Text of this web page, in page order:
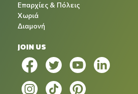
Επαρχίες & Πόλεις
Χωριά
Διαμονή
JOIN US